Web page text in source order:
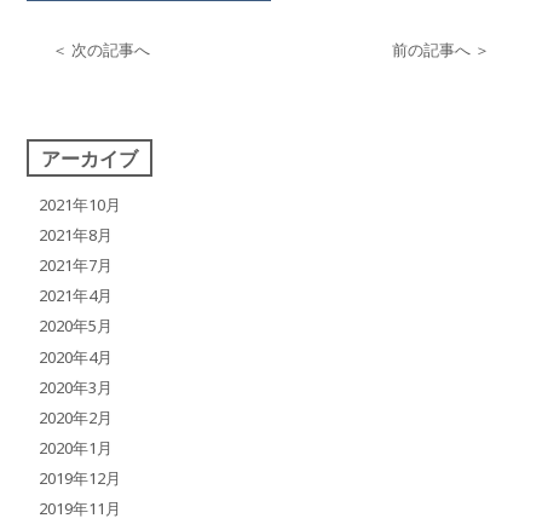
＜ 次の記事へ 前の記事へ ＞
アーカイブ
2021年10月
2021年8月
2021年7月
2021年4月
2020年5月
2020年4月
2020年3月
2020年2月
2020年1月
2019年12月
2019年11月